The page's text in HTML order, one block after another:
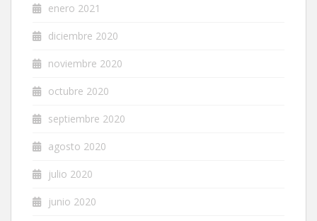
enero 2021
diciembre 2020
noviembre 2020
octubre 2020
septiembre 2020
agosto 2020
julio 2020
junio 2020